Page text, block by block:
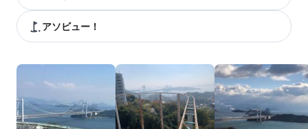
アソビュー！